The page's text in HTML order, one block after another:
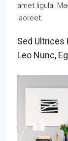
amet ligula.
laoreet.
Sed Ultrices
Leo Nunc,